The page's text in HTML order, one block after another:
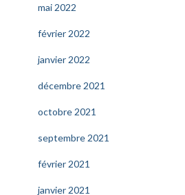
mai 2022
février 2022
janvier 2022
décembre 2021
octobre 2021
septembre 2021
février 2021
janvier 2021